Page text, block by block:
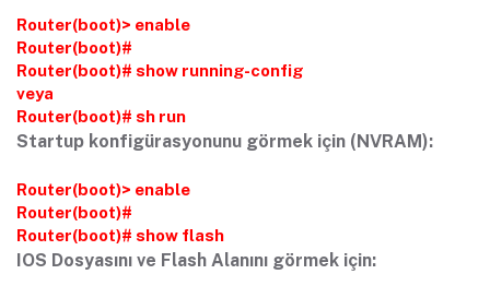
Router(boot)> enable
Router(boot)#
Router(boot)# show running-config
veya
Router(boot)# sh run
Startup konfigürasyonunu görmek için (NVRAM):
Router(boot)> enable
Router(boot)#
Router(boot)# show flash
IOS Dosyasını ve Flash Alanını görmek için: